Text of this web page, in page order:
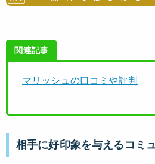
関連記事
マリッシュの口コミや評判
相手に好印象を与えるコミ